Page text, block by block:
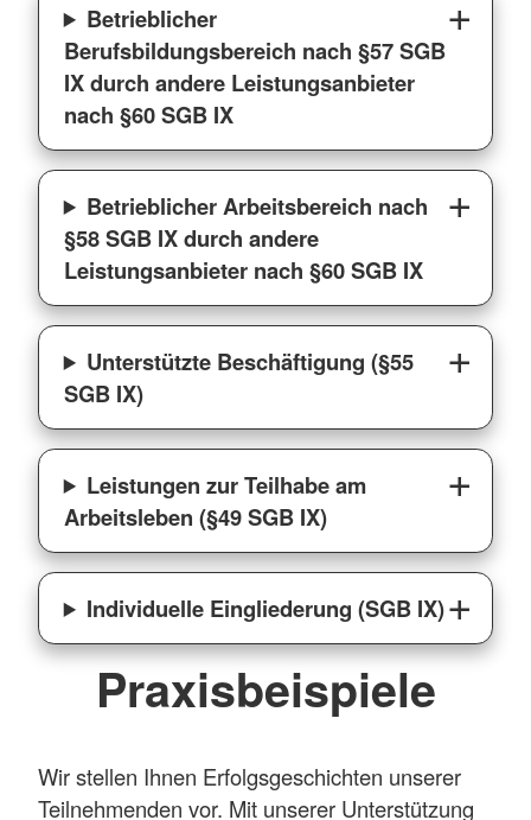
Betrieblicher
Berufsbildungsbereich nach §57 SGB
IX durch andere Leistungsanbieter
nach §60 SGB IX
Betrieblicher Arbeitsbereich nach
§58 SGB IX durch andere
Leistungsanbieter nach §60 SGB IX
Unterstützte Beschäftigung (§55
SGB IX)
Leistungen zur Teilhabe am
Arbeitsleben (§49 SGB IX)
Individuelle Eingliederung (SGB IX)
Praxisbeispiele
Wir stellen Ihnen Erfolgsgeschichten unserer
Teilnehmenden vor. Mit unserer Unterstützung